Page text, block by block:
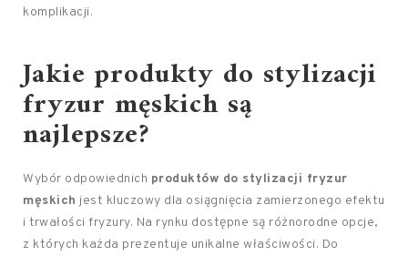
komplikacji.
Jakie produkty do stylizacji
fryzur męskich są
najlepsze?
Wybór odpowiednich produktów do stylizacji fryzur
męskich jest kluczowy dla osiągnięcia zamierzonego efektu
i trwałości fryzury. Na rynku dostępne są różnorodne opcje,
z których każda prezentuje unikalne właściwości. Do